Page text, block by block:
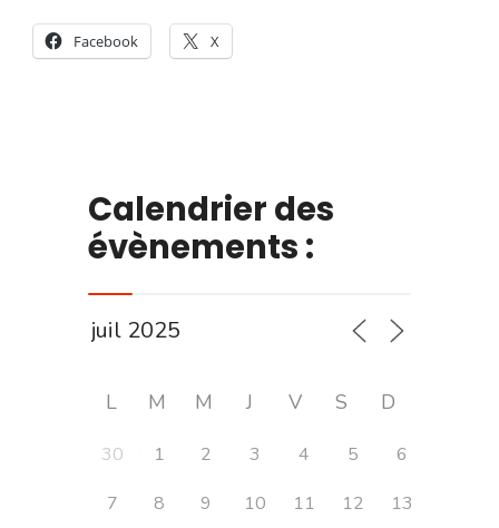
Facebook X
Calendrier des
évènements :
L M M J V S D
30 1 2 3 4 5
6
7
8 9 10 11 12
13